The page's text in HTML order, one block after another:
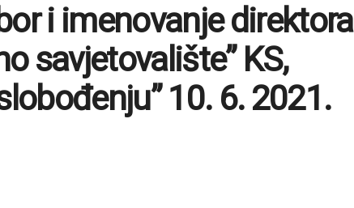
i imenovanje direktora
savjetovalište” KS,
10. 6. 2021.